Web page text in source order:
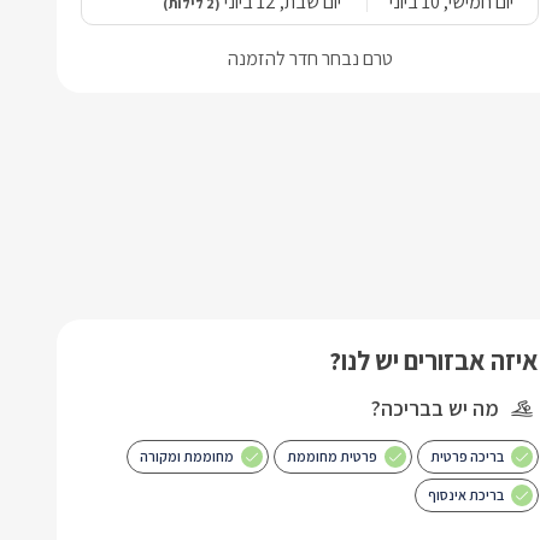
טרם נבחר חדר להזמנה
איזה אבזורים יש לנו?
מה יש בבריכה?
בריכה פרטית פרטית מחוממת מחוממת ומקורה
בריכת אינסוף